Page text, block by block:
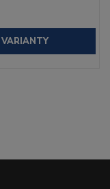
VARIANTY